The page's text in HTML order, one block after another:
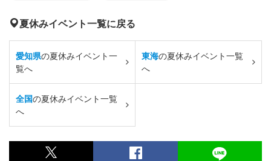
夏休みイベント一覧に戻る
愛知県の夏休みイベント一
覧へ
東海の夏休みイベント一覧
へ
全国の夏休みイベント一覧
へ